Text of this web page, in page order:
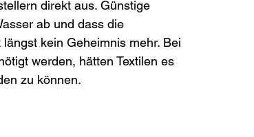
direkt aus. Günstige
ab und dass die
kein Geheimnis mehr. Bei
werden, hätten Textilen es
zu können.